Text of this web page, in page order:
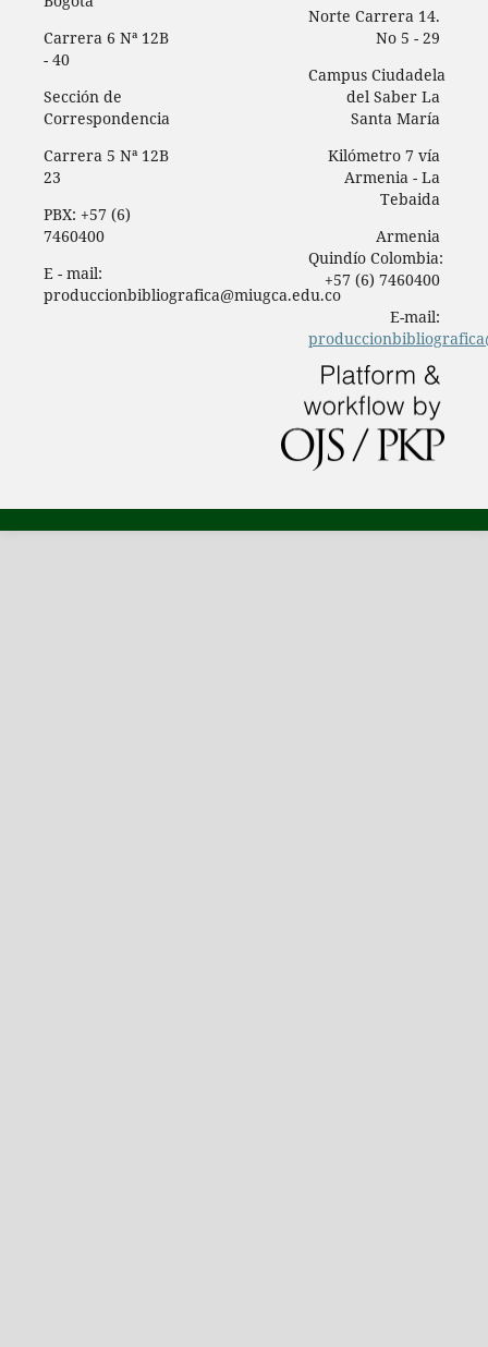
Carrera 6 Nª 12B
- 40
Sección de
Correspondencia
Carrera 5 Nª 12B
23
PBX: +57 (6)
7460400
E - mail:
produccionbibliografica@miugca.edu.co
Norte Carrera 14.
No 5 - 29
Campus Ciudadela
del Saber La
Santa María
Kilómetro 7 vía
Armenia - La
Tebaida
Armenia
Quindío Colombia:
+57 (6) 7460400
E-mail: